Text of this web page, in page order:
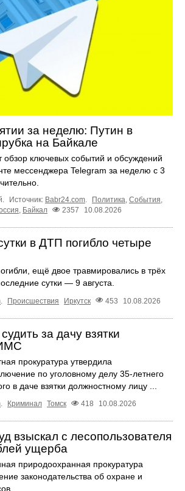
за неделю: Путин в
на Байкале
обзор ключевых событий и обсуждений
мессенджера Telegram за неделю с 3
Источник: Babr24.com. Политика, События,
, Байкал 2357 10.08.2026
в ДТП погибло четыре
ещё двое травмировались в трёх
сутки — 9 августа.
Происшествия Иркутск 453 10.08.2026
за дачу взятки
прокуратура утвердила
по уголовному делу 35-летнего
в даче взятки должностному лицу ...
Криминал Томск 418 10.08.2026
взыскал с лесопользователя
ущерба
природоохранная прокуратура
законодательства об охране и